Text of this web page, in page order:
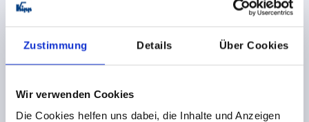
Zustimmung Details Über Cookies
Wir verwenden Cookies
Die Cookies helfen uns dabei, die Inhalte und Anzeigen
TRAGKRAFT N =1000
Bestellnummer:K0204.11280105
zzgl. Versandkosten